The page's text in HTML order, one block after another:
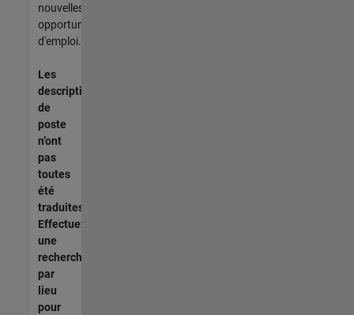
nouvelles
opportunités
d'emploi.
Les
descriptions
de
poste
n’ont
pas
toutes
été
traduites.
Effectuez
une
recherche
par
lieu
pour